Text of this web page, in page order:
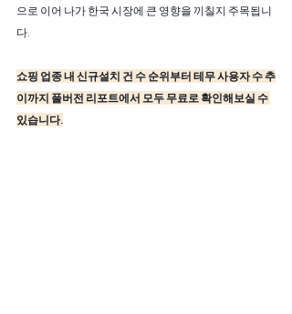
으로 이어 나가 한국 시장에 큰 영향을 끼칠지 주목됩니
다.
쇼핑 업종 내 신규설치 건 수 순위부터 테무 사용자 수 추
이까지 풀버전 리포트에서 모두 무료로 확인해보실 수
있습니다.